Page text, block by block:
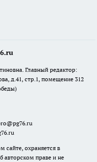
Главный редактор:
д.41, стр.1, помещение 312
сайте, охраняется в
авторском праве и не